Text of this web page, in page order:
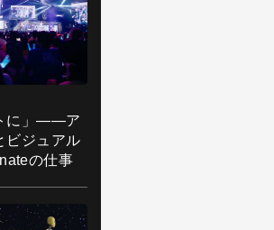
に」――ア
ビジュアル
の仕事